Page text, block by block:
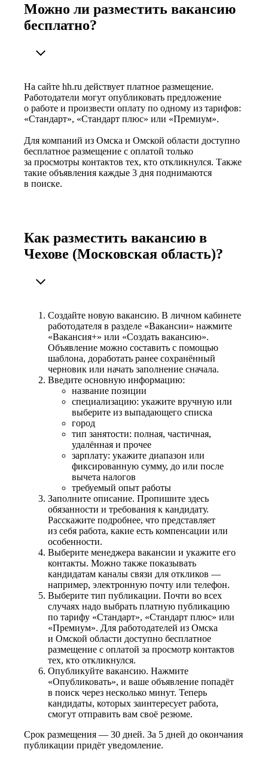
Можно ли разместить вакансию
бесплатно?
На сайте hh.ru действует платное размещение.
Работодатели могут опубликовать предложение
о работе и произвести оплату по одному из тарифов:
«Стандарт», «Стандарт плюс» или «Премиум».
Для компаний из Омска и Омской области доступно
бесплатное размещение с оплатой только
за просмотры контактов тех, кто откликнулся. Также
такие объявления каждые 3 дня поднимаются
в поиске.
Как разместить вакансию в
Чехове (Московская область)?
Создайте новую вакансию. В личном кабинете
работодателя в разделе «Вакансии» нажмите
«Вакансия+» или «Создать вакансию».
Объявление можно составить с помощью
шаблона, доработать ранее сохранённый
черновик или начать заполнение сначала.
Введите основную информацию:
название позиции
специализацию: укажите вручную или
выберите из выпадающего списка
город
тип занятости: полная, частичная,
удалённая и прочее
зарплату: укажите диапазон или
фиксированную сумму, до или после
вычета налогов
требуемый опыт работы
Заполните описание. Пропишите здесь
обязанности и требования к кандидату.
Расскажите подробнее, что представляет
из себя работа, какие есть компенсации или
особенности.
Выберите менеджера вакансии и укажите его
контакты. Можно также показывать
кандидатам каналы связи для откликов —
например, электронную почту или телефон.
Выберите тип публикации. Почти во всех
случаях надо выбрать платную публикацию
по тарифу «Стандарт», «Стандарт плюс» или
«Премиум». Для работодателей из Омска
и Омской области доступно бесплатное
размещение с оплатой за просмотр контактов
тех, кто откликнулся.
Опубликуйте вакансию. Нажмите
«Опубликовать», и ваше объявление попадёт
в поиск через несколько минут. Теперь
кандидаты, которых заинтересует работа,
смогут отправить вам своё резюме.
Срок размещения — 30 дней. За 5 дней до окончания
публикации придёт уведомление.